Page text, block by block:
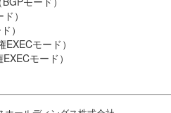
）
）
EXECモード）
EXECモード）